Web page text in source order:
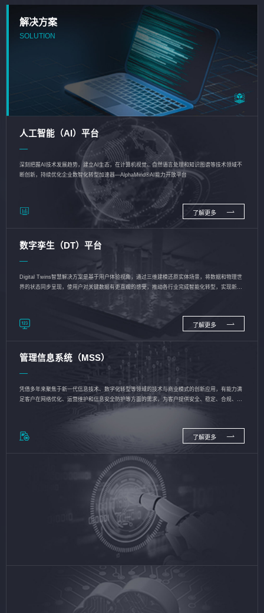
解决方案
SOLUTION
人工智能（AI）平台
深刻把握AI技术发展趋势，建立AI生态，在计算机视觉、自然语言处理和知识图谱等技术领域不
断创新，持续优化企业数智化转型加速器—AlphaMind®AI能力开放平台
了解更多
数字孪生（DT）平台
Digital Twins智慧解决方案是基于用户体验视角，通过三维建模还原实体场景，将数据和物理世
界的状态同步呈现，使用户对关键数据有更直观的感受，推动各行业完成智能化转型，实现新旧
了解更多
管理信息系统（MSS）
凭借多年来聚焦于新一代信息技术、数字化转型等领域的技术与商业模式的创新应用，有能力满
足客户在网络优化、运营维护和信息安全防护等方面的需求，为客户提供安全、稳定、合规、持
了解更多